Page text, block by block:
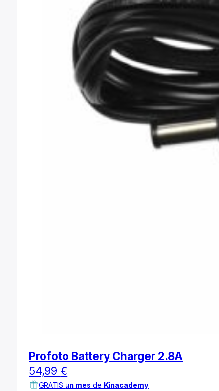
Profoto Battery Charger 2.8A
54,99 €
GRATIS un mes de Kinacademy